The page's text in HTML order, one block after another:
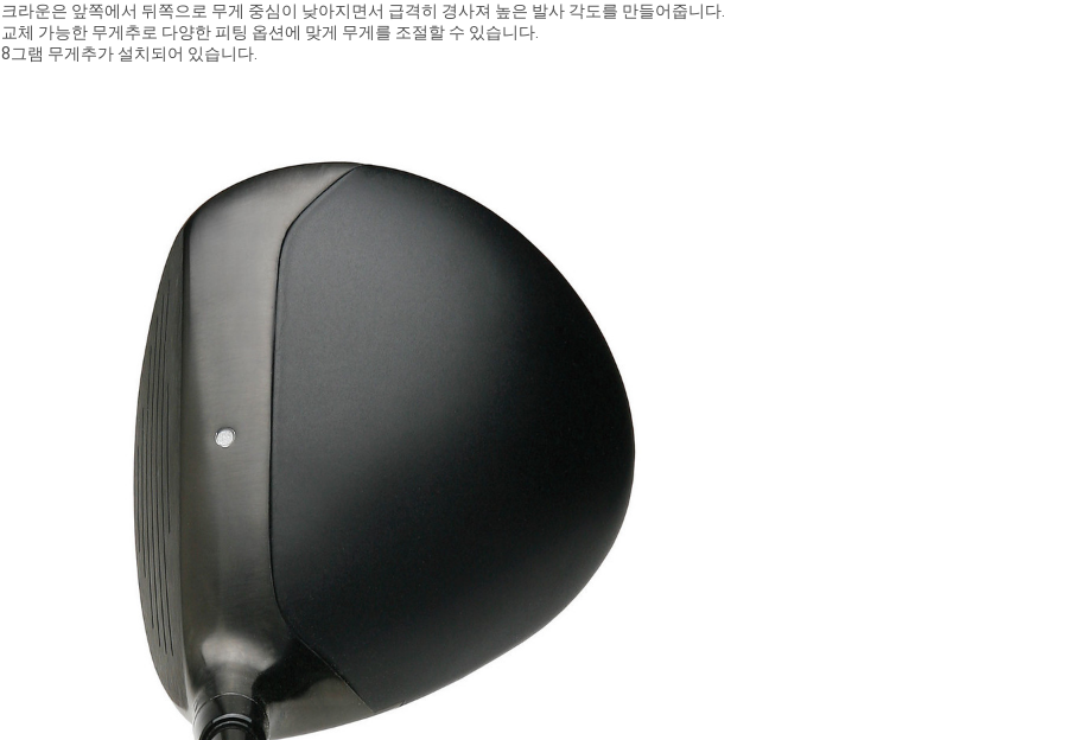
크라운은 앞쪽에서 뒤쪽으로 무게 중심이 낮아지면서 급격히 경사져 높은 발사 각도를 만들어줍니다.
교체 가능한 무게추로 다양한 피팅 옵션에 맞게 무게를 조절할 수 있습니다.
8그램 무게추가 설치되어 있습니다.